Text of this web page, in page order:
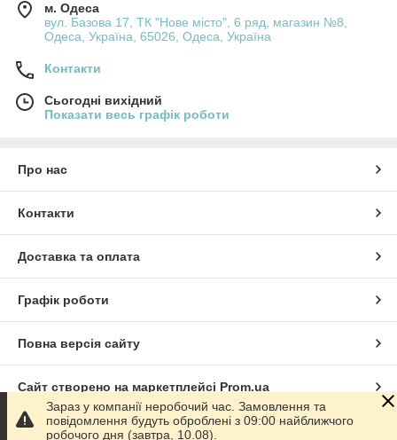
м. Одеса
вул. Базова 17, ТК "Нове місто", 6 ряд, магазин №8,
Одеса, Україна, 65026, Одеса, Україна
Контакти
Сьогодні вихідний
Показати весь графік роботи
Про нас
Контакти
Доставка та оплата
Графік роботи
Повна версія сайту
Сайт створено на маркетплейсі Prom.ua
Політика конфіденційності
Зараз у компанії неробочий час. Замовлення та
повідомлення будуть оброблені з 09:00 найближчого
робочого дня (завтра, 10.08).